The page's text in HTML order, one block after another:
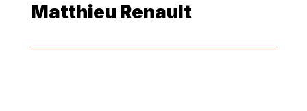
Matthieu Renault